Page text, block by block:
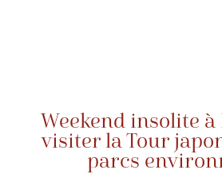
Weekend insolite à
visiter la Tour
parcs